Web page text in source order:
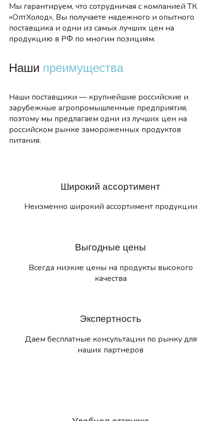
Мы гарантируем, что сотрудничая с компанией ТК
«ОптХолод», Вы получаете надежного и опытного
поставщика и одни из самых лучших цен на
продукцию в РФ по многим позициям.
Наши преимущества
Наши поставщики — крупнейшие российские и
зарубежные агропромышленные предприятия,
поэтому мы предлагаем одни из лучших цен на
российском рынке замороженных продуктов
питания.
Широкий ассортимент
Неизменно широкий ассортимент продукции
Выгодные цены
Всегда низкие цены на продукты высокого
качества
Экспертность
Даем бесплатные консультации по рынку для
наших партнеров